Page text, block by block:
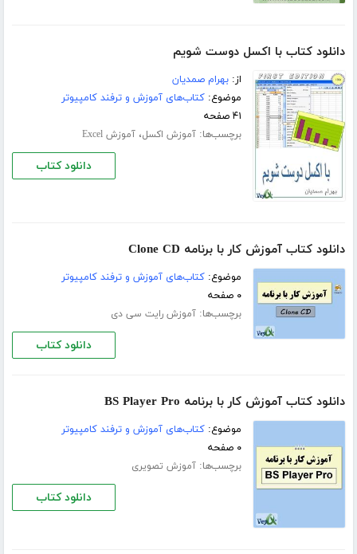
دانلود کتاب با اکسل دوست شویم
از:بهرام صمدیان
موضوع:کتاب‌های آموزش و ترفند کامپیوتر
۴۱ صفحه
برچسب‌ها:آموزش اکسل،آموزش Excel
دانلود کتاب
دانلود کتاب آموزش کار با برنامه Clone CD
موضوع:کتاب‌های آموزش و ترفند کامپیوتر
۰ صفحه
برچسب‌ها:آموزش رایت سی دی
دانلود کتاب
دانلود کتاب آموزش کار با برنامه BS Player Pro
موضوع:کتاب‌های آموزش و ترفند کامپیوتر
۰ صفحه
برچسب‌ها:آموزش تصویری
دانلود کتاب